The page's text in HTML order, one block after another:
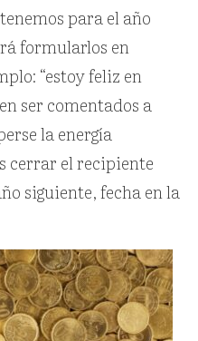
para el año
formularlos en
“estoy feliz en
ser comentados a
la energía
cerrar el recipiente
siguiente, fecha en la